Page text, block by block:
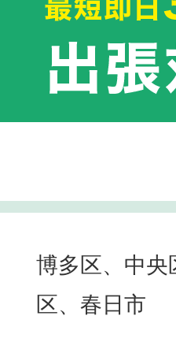
博多区、中央
区、春日市